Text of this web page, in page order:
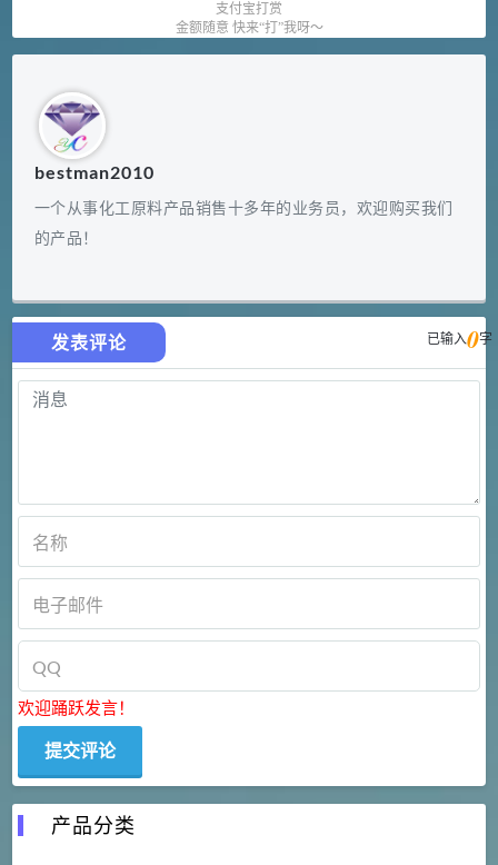
支付宝打赏
金额随意 快来“打”我呀～
bestman2010
一个从事化工原料产品销售十多年的业务员，欢迎购买我们
的产品！
发表评论 已输入0字
欢迎踊跃发言！
产品分类